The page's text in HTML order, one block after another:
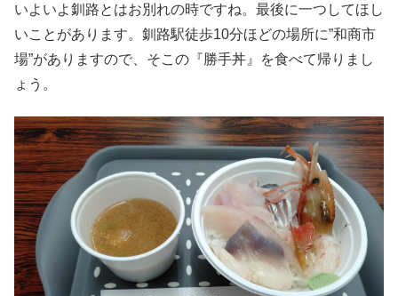
いよいよ釧路とはお別れの時ですね。最後に一つしてほし
いことがあります。釧路駅徒歩10分ほどの場所に”和商市
場”がありますので、そこの『勝手丼』を食べて帰りまし
ょう。